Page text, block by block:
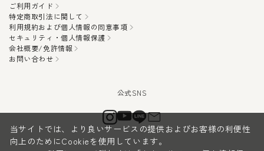
ご利用ガイド
特定商取引法に関して
利用規約および個人情報の同意事項
セキュリティ・個人情報保護
会社概要/免許情報
お問い合わせ
当サイトでは、より良いサービスの提供およびお客様の利便性
向上のためにCookieを使用しています。